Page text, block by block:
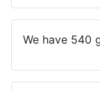
We have 540